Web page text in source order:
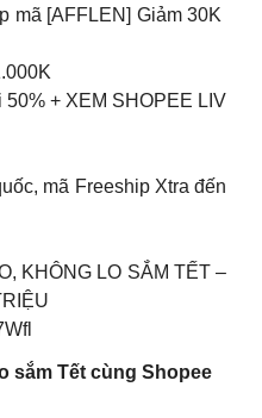
mã [AFFLEN] Giảm 30K
+ XEM SHOPEE LIV
mã Freeship Xtra đến
KHÔNG LO SẮM TẾT –
sắm Tết cùng Shopee